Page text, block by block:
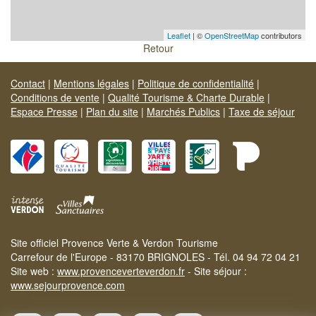
Leaflet | ©OpenStreetMapcontributors
Retour
Contact | Mentions légales | Politique de confidentialité |
Conditions de vente | Qualité Tourisme & Charte Durable |
Espace Presse | Plan du site | Marchés Publics | Taxe de séjour
Site officiel Provence Verte & Verdon Tourisme
Carrefour de l'Europe - 83170 BRIGNOLES - Tél. 04 94 72 04 21
Site web : www.provenceverteverdon.fr - Site séjour :
www.sejourprovence.com